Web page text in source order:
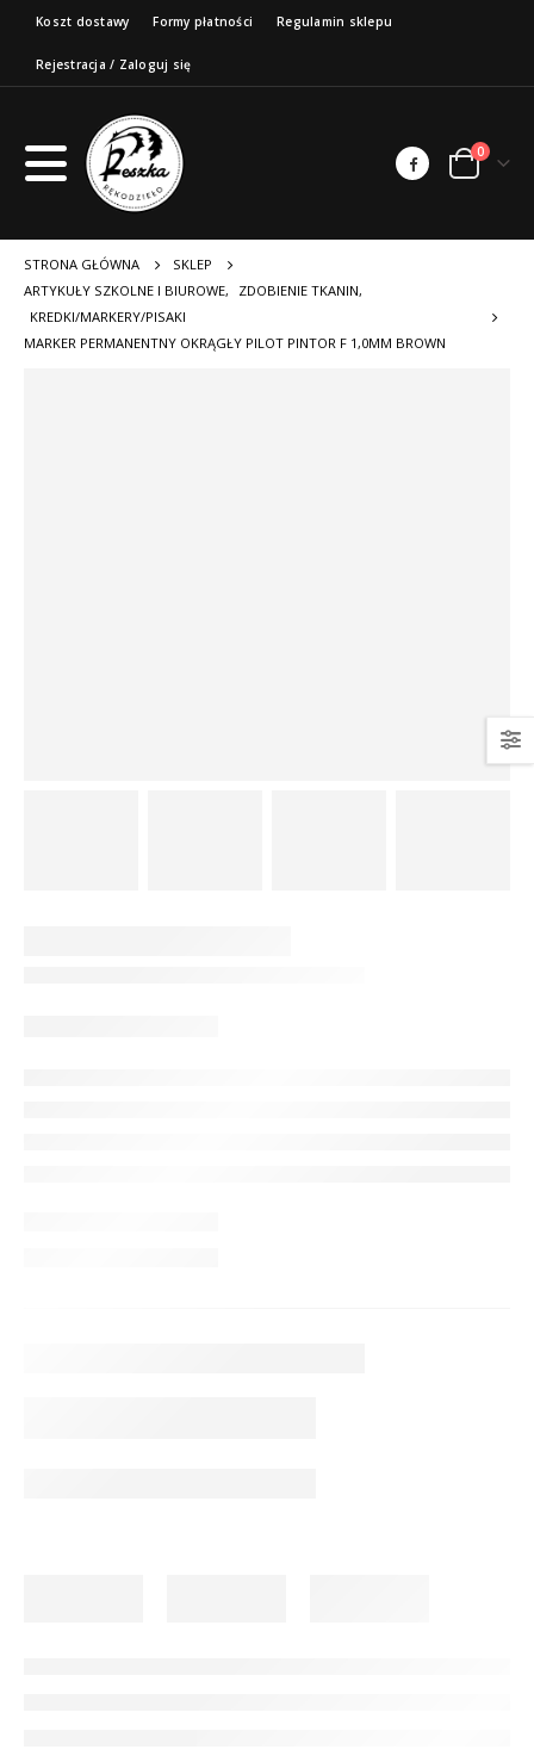
Koszt dostawy Formy płatności Regulamin sklepu
Rejestracja / Zaloguj się
0
STRONA GŁÓWNA
SKLEP
ARTYKUŁY SZKOLNE I BIUROWE, ZDOBIENIE TKANIN,
KREDKI/MARKERY/PISAKI
MARKER PERMANENTNY OKRĄGŁY PILOT PINTOR F 1,0MM BROWN